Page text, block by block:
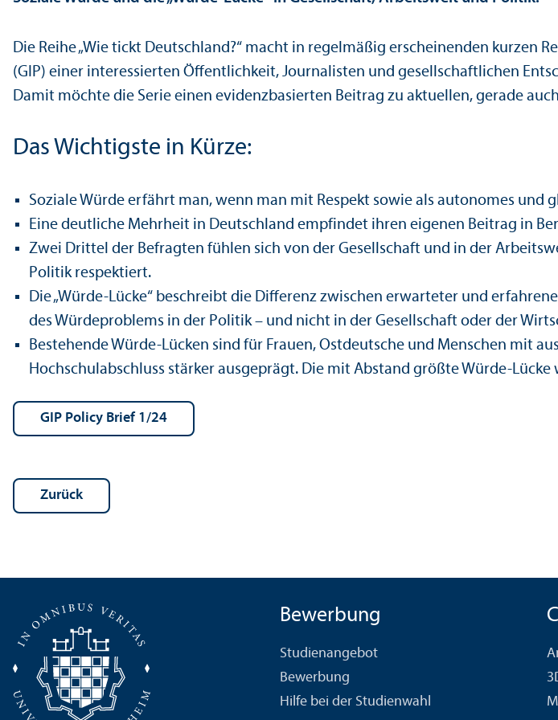
Die Reihe „Wie tickt Deutschland?“ macht in regelmäßig erscheinenden kurzen
(GIP) einer interessierten Öffentlichkeit, Journalisten und gesellschaft­lichen
Damit möchte die Serie einen evidenz­basierten Beitrag zu aktuellen, gerade
Das Wichtigste in Kürze:
Soziale Würde erfährt man, wenn man mit Respekt sowie als autonomes
Eine deutliche Mehrheit in Deutschland empfindet ihren eigenen Beitrag in
Zwei Drittel der Befragten fühlen sich von der Gesellschaft und in der
Politik respektiert.
Die „Würde-Lücke“ beschreibt die Differenz zwischen erwarteter und
des Würde­problems in der Politik – und nicht in der Gesellschaft oder der
Bestehende Würde-Lücken sind für Frauen, Ostdeutsche und Menschen mit
Hochschul­abschluss stärker ausgeprägt. Die mit Abstand größte Würde-
GIP Policy Brief 1/24
Zurück
Bewerbung
Studien­angebot
Bewerbung
Hilfe bei der Studien­wahl